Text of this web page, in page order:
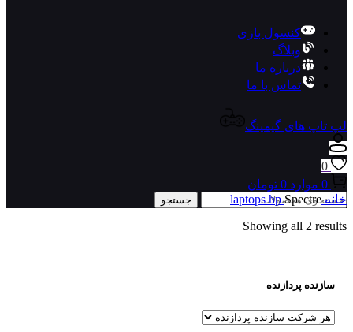
کنسول بازی
وبلاگ
درباره ما
تماس با ما
لپ تاپ های گیمینگ
0
0 موارد 0 تومان
جستجو خانه laptopshpSpectre
Showing all 2 results
سازنده پردازنده